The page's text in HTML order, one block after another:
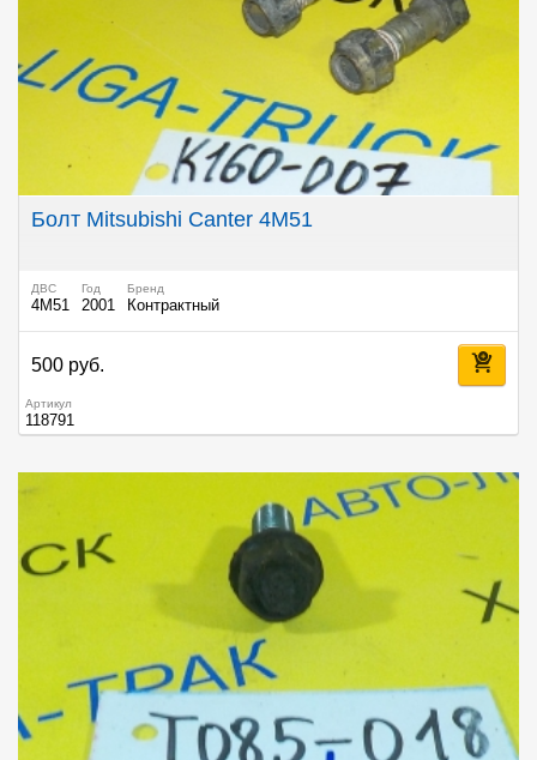
Болт Mitsubishi Canter 4M51
ДВС
4M51
Год
2001
Бренд
Контрактный
500 руб.
Артикул
118791